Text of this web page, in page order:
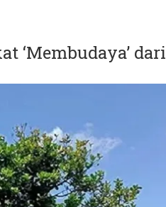
‘Membudaya’ dari